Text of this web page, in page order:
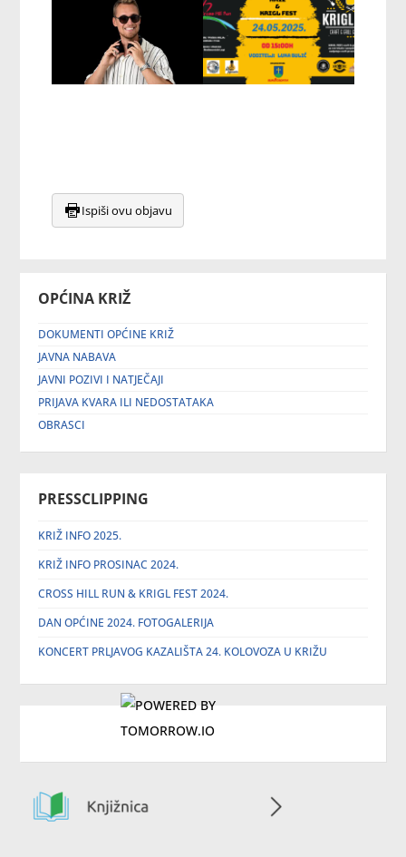
OPĆINA KRIŽ
DOKUMENTI OPĆINE KRIŽ
JAVNA NABAVA
JAVNI POZIVI I NATJEČAJI
PRIJAVA KVARA ILI NEDOSTATAKA
OBRASCI
PRESSCLIPPING
KRIŽ INFO 2025.
KRIŽ INFO PROSINAC 2024.
CROSS HILL RUN & KRIGL FEST 2024.
DAN OPĆINE 2024. FOTOGALERIJA
KONCERT PRLJAVOG KAZALIŠTA 24. KOLOVOZA U KRIŽU
Ispiši ovu objavu